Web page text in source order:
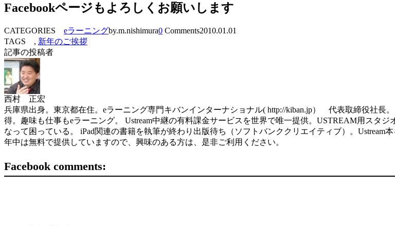
Facebookページもよろしくお願いします
CATEGORIES eラーニングby.m.nishimura0 Comments2010.01.01
TAGS , 新年のご挨拶
記事の投稿者
西村 正宏
兵庫県出身。東京都在住。eラーニング専門キバンインターナショナル( http://kiban.jp） 代表取締役社長
得。趣味も仕事もeラーニング。 Ustream中継の有料課金サービスを世界で唯一提供。USTREAM用スタジ
なって困っている。 iPad関連の書籍を執筆が終わり出版待ち（ソフトバンククリエイティブ）。Ustream
年中は無料で提供していますので、興味のある方は、是非ご利用ください。
Facebook comments: